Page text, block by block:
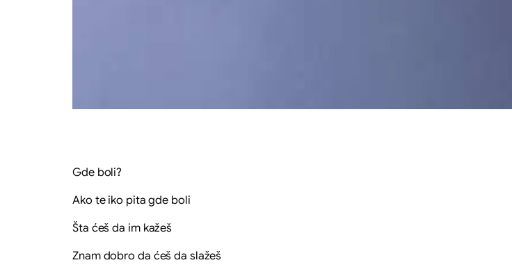
Gde boli?
Ako te iko pita gde boli
Šta ćeš da im kažeš
Znam dobro da ćeš da slažeš